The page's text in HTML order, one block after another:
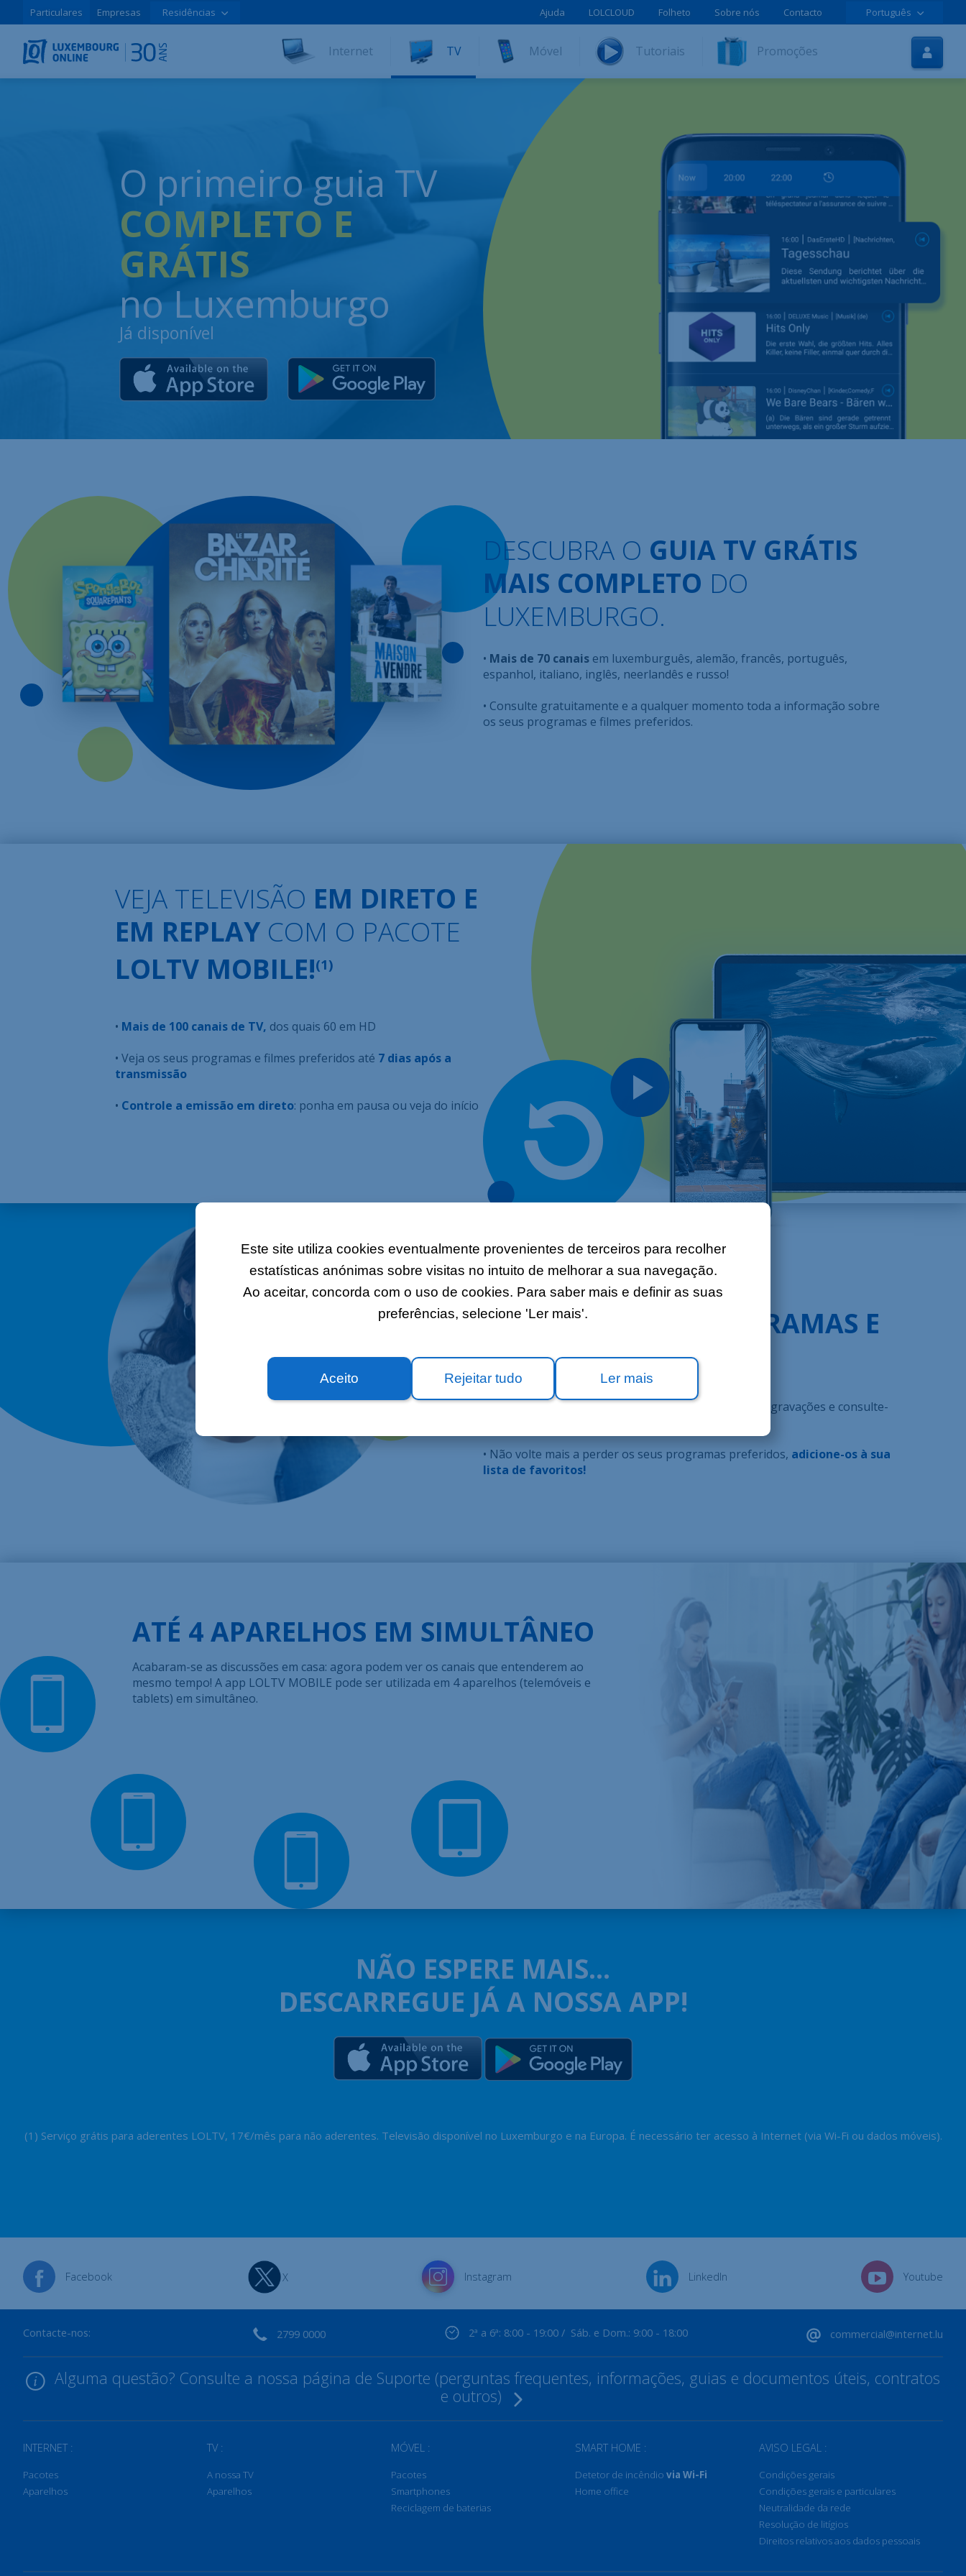
Início
Internet
Tutoriais
Promoções
Ajuda
LOLCLOUD
Folheto
Sobre nós
Ofertas de emprego
Mapa do site
Este site utiliza cookies eventualmente provenientes de terceiros para recolher
estatísticas anónimas sobre visitas no intuito de melhorar a sua navegação.
Ao aceitar, concorda com o uso de cookies. Para saber mais e definir as suas
preferências, selecione 'Ler mais'.
Aceito Rejeitar tudo Ler mais
Particulares Empresas Residências Ajuda LOLCLOUD Folheto Sobre nós Contacto Português
Internet TV Móvel Tutoriais Promoções
O primeiro guia TV
COMPLETO E
GRÁTIS
no Luxemburgo
Já disponível
DESCUBRA O GUIA TV GRÁTIS
MAIS COMPLETO DO
LUXEMBURGO.
• Mais de 70 canais em luxemburguês, alemão, francês, português,
espanhol, italiano, inglês, neerlandês e russo!
• Consulte gratuitamente e a qualquer momento toda a informação sobre
os seus programas e filmes preferidos.
VEJA TELEVISÃO EM DIRETO E
EM REPLAY COM O PACOTE
LOLTV MOBILE!(1)
• Mais de 100 canais de TV, dos quais 60 em HD
• Veja os seus programas e filmes preferidos até 7 dias após a
transmissão
• Controle a emissão em direto: ponha em pausa ou veja do início
GRAVE OS SEUS PROGRAMAS E
FILMES PREFERIDOS!
• Quer rever a sua série?Grave-a!Programe as suas gravações e consulte-
• Não volte mais a perder os seus programas preferidos, adicione-os à sua
lista de favoritos!
ATÉ 4 APARELHOS EM SIMULTÂNEO
Acabaram-se as discussões em casa: agora podem ver os canais que entenderem ao
mesmo tempo! A app LOLTV MOBILE pode ser utilizada em 4 aparelhos (telemóveis e
tablets) em simultâneo.
NÃO ESPERE MAIS...
DESCARREGUE JÁ A NOSSA APP!
(1) Serviço grátis para aderentes LOLTV, 17€/mês para não aderentes. Televisão disponível no Luxemburgo e na Europa. É necessário ter acesso à Internet (via Wi-Fi ou dados móveis).
Facebook X Instagram LinkedIn Youtube
Contacte-nos: 2799 0000 2ª a 6ª: 8:00 - 19:00 / Sáb. e Dom.: 9:00 - 18:00 commercial@internet.lu
Alguma questão? Consulte a nossa página de Suporte (perguntas frequentes, informações, guias e documentos úteis, contratos
e outros)
INTERNET :
Pacotes
Aparelhos
TV :
A nossa TV
Aparelhos
MÓVEL :
Pacotes
Smartphones
Reciclagem de baterias
SMART HOME :
Detetor de incêndio via Wi-Fi
Home office
AVISO LEGAL :
Condições gerais
Condições gerais e particulares
Neutralidade da rede
Resolução de litígios
Direitos relativos aos dados pessoais